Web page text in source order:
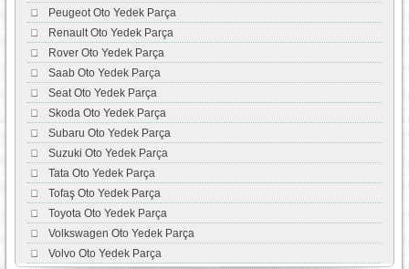
Peugeot Oto Yedek Parça
Renault Oto Yedek Parça
Rover Oto Yedek Parça
Saab Oto Yedek Parça
Seat Oto Yedek Parça
Skoda Oto Yedek Parça
Subaru Oto Yedek Parça
Suzuki Oto Yedek Parça
Tata Oto Yedek Parça
Tofaş Oto Yedek Parça
Toyota Oto Yedek Parça
Volkswagen Oto Yedek Parça
Volvo Oto Yedek Parça